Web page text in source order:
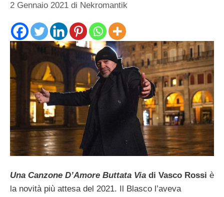
2 Gennaio 2021 di Nekromantik
Una Canzone D’Amore Buttata Via di Vasco Rossi è
la novità più attesa del 2021. Il Blasco l’aveva